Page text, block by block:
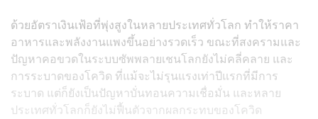
ด้วยอัตราเงินเฟ้อที่พุ่งสูงในหลายประเทศทั่วโลก ทำให้ราคา
อาหารและพลังงานแพงขึ้นอย่างรวดเร็ว ขณะที่สงครามและ
ปัญหาคอขวดในระบบซัพพลายเชนโลกยังไม่คลี่คลาย และ
การระบาดของโควิด ที่แม้จะไม่รุนแรงเท่าปีแรกที่มีการ
ระบาด แต่ก็ยังเป็นปัญหาบั่นทอนความเชื่อมั่น และหลาย
ประเทศทั่วโลกก็ยังไม่ฟื้นตัวจากผลกระทบของโควิด